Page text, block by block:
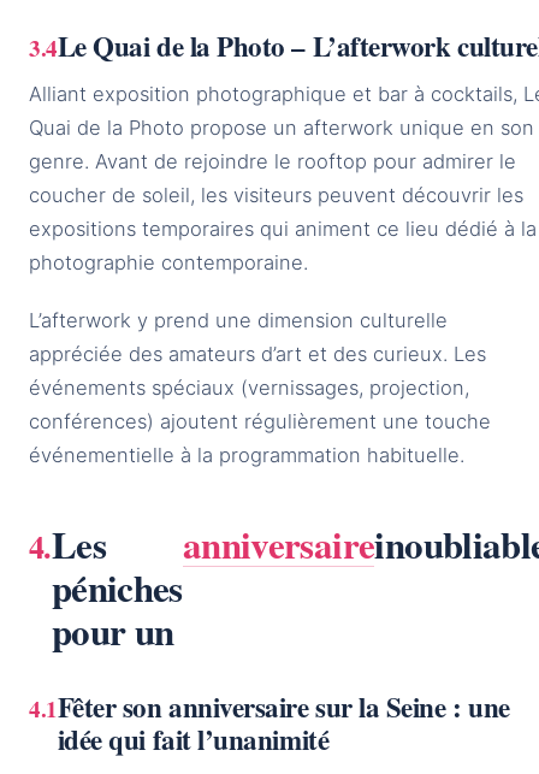
Le Quai de la Photo – L’afterwork
Alliant exposition photographique et bar à cocktails,
Quai de la Photo propose un afterwork unique en son
genre. Avant de rejoindre le rooftop pour admirer le
coucher de soleil, les visiteurs peuvent découvrir les
expositions temporaires qui animent ce lieu dédié à la
photographie contemporaine.
L’afterwork y prend une dimension culturelle
appréciée des amateurs d’art et des curieux. Les
événements spéciaux (vernissages, projection,
conférences) ajoutent régulièrement une touche
événementielle à la programmation habituelle.
Les
péniches
pour un
anniversaire
Fêter son anniversaire sur la Seine : une
idée qui fait l’unanimité